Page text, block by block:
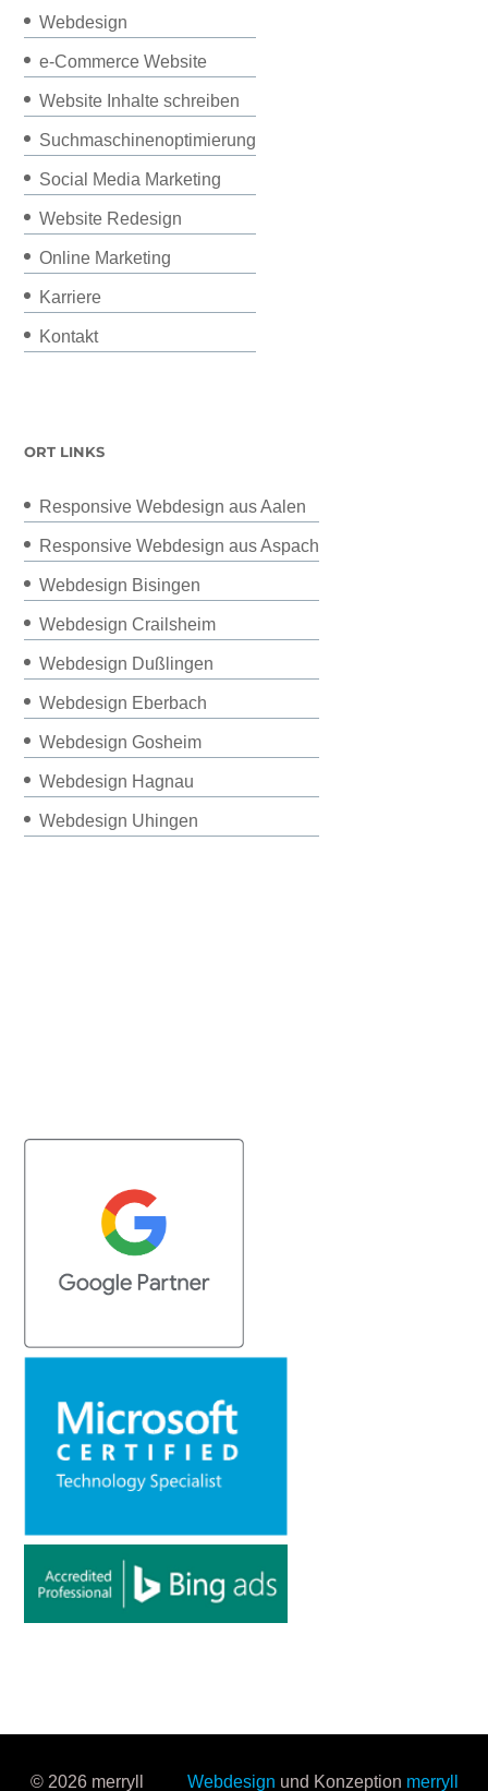
Webdesign
e-Commerce Website
Website Inhalte schreiben
Suchmaschinenoptimierung
Social Media Marketing
Website Redesign
Online Marketing
Karriere
Kontakt
ORT LINKS
Responsive Webdesign aus Aalen
Responsive Webdesign aus Aspach
Webdesign Bisingen
Webdesign Crailsheim
Webdesign Dußlingen
Webdesign Eberbach
Webdesign Gosheim
Webdesign Hagnau
Webdesign Uhingen
© 2026 merryll Webdesign und Konzeption merryll